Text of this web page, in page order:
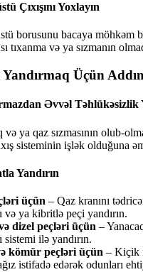
Çıxışını Yoxlayın
borusunu bacaya möhkəm
tıxanma və ya sızmanın
Üçün
Əvvəl Təhlükəsizlik
və ya qaz sızmasının olub-
sisteminin işlək olduğuna
Yandırın
üçün – Qaz kranını
və ya kibritlə peçi yandırın.
dizel peçləri üçün –
sistemi ilə yandırın.
kömür peçləri üçün – Kiçik
istifadə edərək odunları